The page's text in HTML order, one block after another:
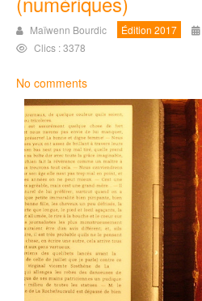
Maïwenn Bourdic Édition 2017
Clics : 3378
No comments